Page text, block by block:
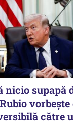
nicio supapă
vorbește
către